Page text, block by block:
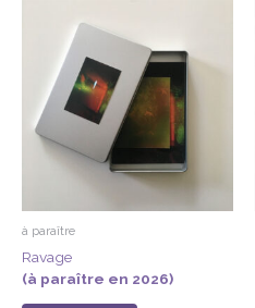
à paraître
Ravage
(à paraître en 2026)